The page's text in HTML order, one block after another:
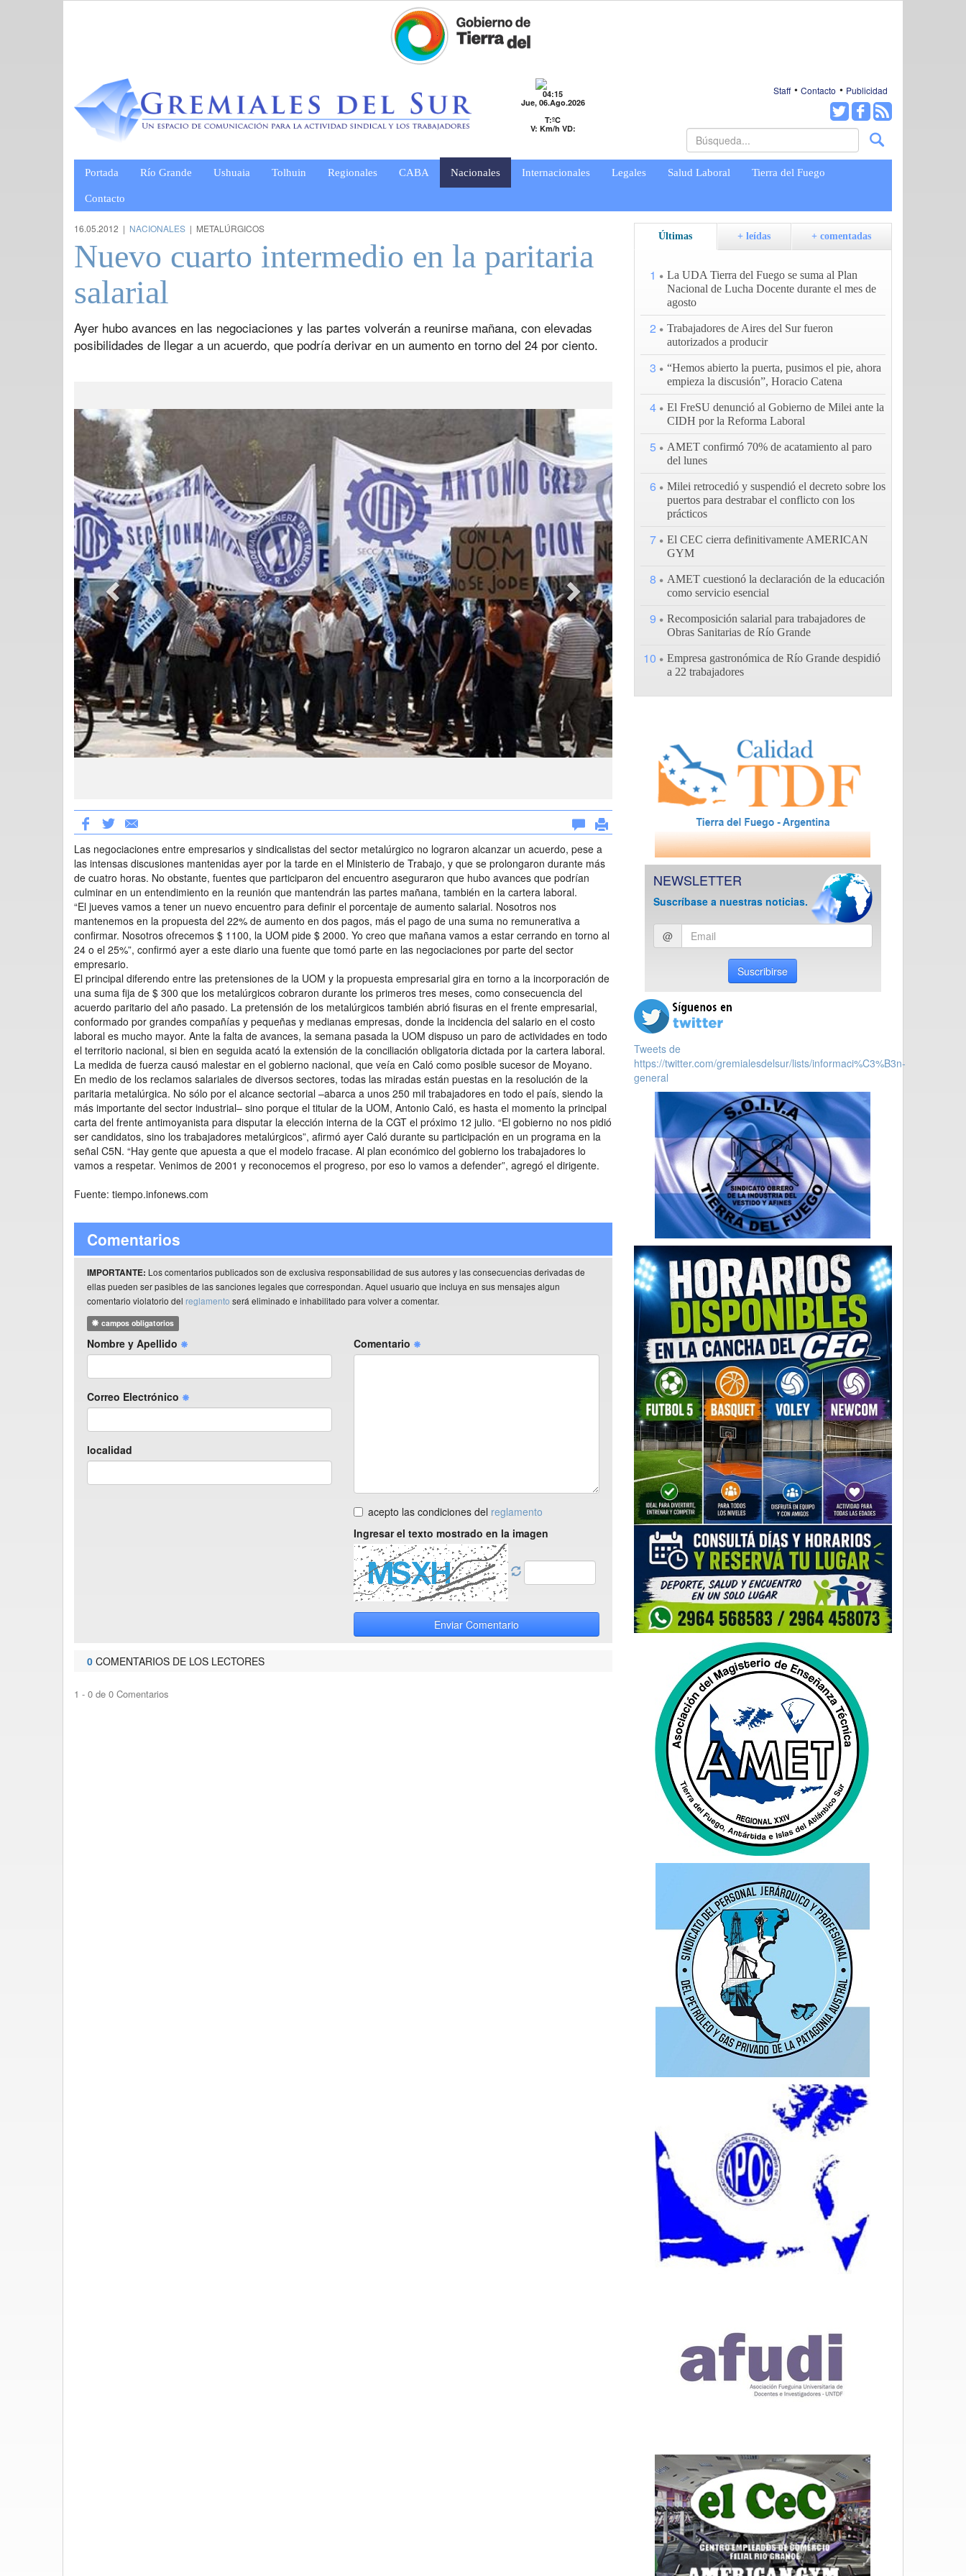
04:15
Jue, 06.Ago.2026
T:ºC
V: Km/h VD:
Staff Contacto Publicidad
Portada Río Grande Ushuaia Tolhuin Regionales CABA Nacionales Internacionales Legales Salud Laboral Tierra del Fuego
Contacto
16.05.2012 | NACIONALES | METALÚRGICOS
Nuevo cuarto intermedio en la paritaria
salarial
Ayer hubo avances en las negociaciones y las partes volverán a reunirse mañana, con elevadas
posibilidades de llegar a un acuerdo, que podría derivar en un aumento en torno del 24 por ciento.
Las negociaciones entre empresarios y sindicalistas del sector metalúrgico no lograron alcanzar un acuerdo, pese a
las intensas discusiones mantenidas ayer por la tarde en el Ministerio de Trabajo, y que se prolongaron durante más
de cuatro horas. No obstante, fuentes que participaron del encuentro aseguraron que hubo avances que podrían
culminar en un entendimiento en la reunión que mantendrán las partes mañana, también en la cartera laboral.
“El jueves vamos a tener un nuevo encuentro para definir el porcentaje de aumento salarial. Nosotros nos
mantenemos en la propuesta del 22% de aumento en dos pagos, más el pago de una suma no remunerativa a
confirmar. Nosotros ofrecemos $ 1100, la UOM pide $ 2000. Yo creo que mañana vamos a estar cerrando en torno al
24 o el 25%”, confirmó ayer a este diario una fuente que tomó parte en las negociaciones por parte del sector
empresario.
El principal diferendo entre las pretensiones de la UOM y la propuesta empresarial gira en torno a la incorporación de
una suma fija de $ 300 que los metalúrgicos cobraron durante los primeros tres meses, como consecuencia del
acuerdo paritario del año pasado. La pretensión de los metalúrgicos también abrió fisuras en el frente empresarial,
conformado por grandes compañías y pequeñas y medianas empresas, donde la incidencia del salario en el costo
laboral es mucho mayor. Ante la falta de avances, la semana pasada la UOM dispuso un paro de actividades en todo
el territorio nacional, si bien en seguida acató la extensión de la conciliación obligatoria dictada por la cartera laboral.
La medida de fuerza causó malestar en el gobierno nacional, que veía en Caló como posible sucesor de Moyano.
En medio de los reclamos salariales de diversos sectores, todas las miradas están puestas en la resolución de la
paritaria metalúrgica. No sólo por el alcance sectorial –abarca a unos 250 mil trabajadores en todo el país, siendo la
más importante del sector industrial– sino porque el titular de la UOM, Antonio Caló, es hasta el momento la principal
carta del frente antimoyanista para disputar la elección interna de la CGT el próximo 12 julio. “El gobierno no nos pidió
ser candidatos, sino los trabajadores metalúrgicos”, afirmó ayer Caló durante su participación en un programa en la
señal C5N. “Hay gente que apuesta a que el modelo fracase. Al plan económico del gobierno los trabajadores lo
vamos a respetar. Venimos de 2001 y reconocemos el progreso, por eso lo vamos a defender”, agregó el dirigente.
Fuente: tiempo.infonews.com
Comentarios
IMPORTANTE: Los comentarios publicados son de exclusiva responsabilidad de sus autores y las consecuencias derivadas de
ellas pueden ser pasibles de las sanciones legales que correspondan. Aquel usuario que incluya en sus mensajes algun
comentario violatorio del reglamento será eliminado e inhabilitado para volver a comentar.
campos obligatorios
Nombre y Apellido
Correo Electrónico
localidad
Comentario
acepto las condiciones del reglamento
Ingresar el texto mostrado en la imagen
Enviar Comentario
0 COMENTARIOS DE LOS LECTORES
1 - 0 de 0 Comentarios
Últimas + leídas + comentadas
1
La UDA Tierra del Fuego se suma al Plan
Nacional de Lucha Docente durante el mes de
agosto
2
Trabajadores de Aires del Sur fueron
autorizados a producir
3
“Hemos abierto la puerta, pusimos el pie, ahora
empieza la discusión”, Horacio Catena
4
El FreSU denunció al Gobierno de Milei ante la
CIDH por la Reforma Laboral
5
AMET confirmó 70% de acatamiento al paro
del lunes
6
Milei retrocedió y suspendió el decreto sobre los
puertos para destrabar el conflicto con los
prácticos
7
El CEC cierra definitivamente AMERICAN
GYM
8
AMET cuestionó la declaración de la educación
como servicio esencial
9
Recomposición salarial para trabajadores de
Obras Sanitarias de Río Grande
10
Empresa gastronómica de Río Grande despidió
a 22 trabajadores
NEWSLETTER
Suscríbase a nuestras noticias.
Ingresar
email
@
Suscribirse
Tweets de
https://twitter.com/gremialesdelsur/lists/informaci%C3%B3n-
general